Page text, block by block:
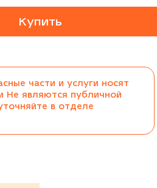
Купить
части и услуги носят
Не являются публичной
в отделе